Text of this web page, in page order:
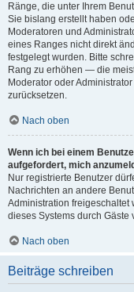
Ränge, die unter Ihrem
Sie bislang erstellt haben
Moderatoren und
eines Ranges nicht direkt
festgelegt wurden. Bitte
Rang zu erhöhen — die
Moderator oder
zurücksetzen.
Nach oben
Wenn ich bei einem
aufgefordert, mich
Nur registrierte Benutzer
Nachrichten an andere
Administration freigeschaltet
dieses Systems durch Gäste
Nach oben
Beiträge schreiben